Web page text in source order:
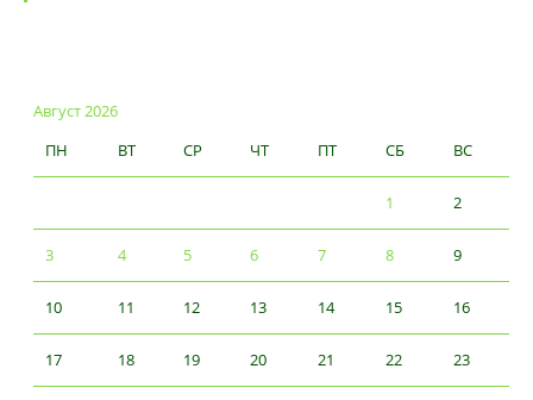
Август 2026
ПН
ВТ СР ЧТ ПТ СБ ВС
1 2
3 4 5 6 7 8 9
10 11 12 13 14 15 16
17 18 19 20 21 22 23